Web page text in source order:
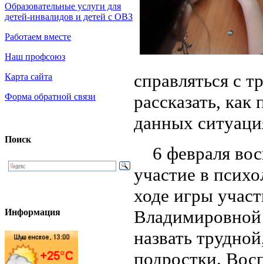
Образовательные услуги для
детей-инвалидов и детей с ОВЗ
Работаем вместе
Наш профсоюз
Карта сайта
Форма обратной связи
Поиск
Информация
справляться с
рассказать, как
данных
6 февраля
участие в
ходе игры
назвать
подростки.